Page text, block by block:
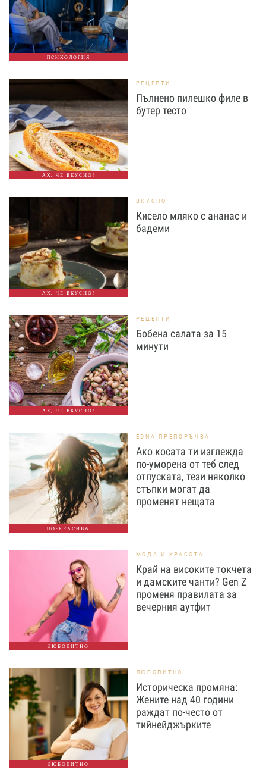
ПСИХОЛОГИЯ
АХ, ЧЕ ВКУСНО!
РЕЦЕПТИ
Пълнено пилешко филе в
бутер тесто
АХ, ЧЕ ВКУСНО!
ВКУСНО
Кисело мляко с ананас и
бадеми
АХ, ЧЕ ВКУСНО!
РЕЦЕПТИ
Бобена салата за 15
минути
ПО-КРАСИВА
EDNA ПРЕПОРЪЧВА
Ако косата ти изглежда
по-уморена от теб след
отпуската, тези няколко
стъпки могат да
променят нещата
ЛЮБОПИТНО
МОДА И КРАСОТА
Край на високите токчета
и дамските чанти? Gen Z
променя правилата за
вечерния аутфит
ЛЮБОПИТНО
ЛЮБОПИТНО
Историческа промяна:
Жените над 40 години
раждат по-често от
тийнейджърките